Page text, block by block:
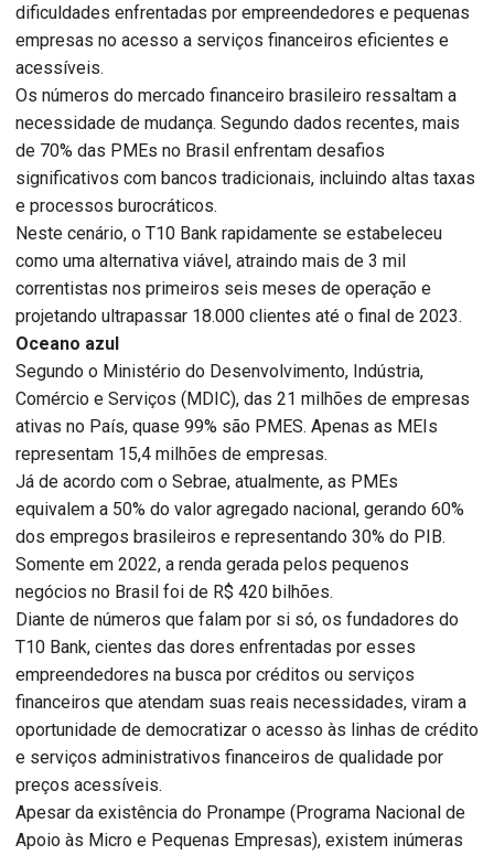
dificuldades enfrentadas por empreendedores e pequenas
empresas no acesso a serviços financeiros eficientes e
acessíveis.
Os números do mercado financeiro brasileiro ressaltam a
necessidade de mudança. Segundo dados recentes, mais
de 70% das PMEs no Brasil enfrentam desafios
significativos com bancos tradicionais, incluindo altas taxas
e processos burocráticos.
Neste cenário, o T10 Bank rapidamente se estabeleceu
como uma alternativa viável, atraindo mais de 3 mil
correntistas nos primeiros seis meses de operação e
projetando ultrapassar 18.000 clientes até o final de 2023.
Oceano azul
Segundo o Ministério do Desenvolvimento, Indústria,
Comércio e Serviços (MDIC), das 21 milhões de empresas
ativas no País, quase 99% são PMES. Apenas as MEIs
representam 15,4 milhões de empresas.
Já de acordo com o Sebrae, atualmente, as PMEs
equivalem a 50% do valor agregado nacional, gerando 60%
dos empregos brasileiros e representando 30% do PIB.
Somente em 2022, a renda gerada pelos pequenos
negócios no Brasil foi de R$ 420 bilhões.
Diante de números que falam por si só, os fundadores do
T10 Bank, cientes das dores enfrentadas por esses
empreendedores na busca por créditos ou serviços
financeiros que atendam suas reais necessidades, viram a
oportunidade de democratizar o acesso às linhas de crédito
e serviços administrativos financeiros de qualidade por
preços acessíveis.
Apesar da existência do Pronampe (Programa Nacional de
Apoio às Micro e Pequenas Empresas), existem inúmeras